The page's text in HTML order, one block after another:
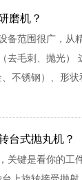
磨机？
备范围很广，从
去毛刺、抛光）
不锈钢）、形
台式抛丸机？
关键是看你的工